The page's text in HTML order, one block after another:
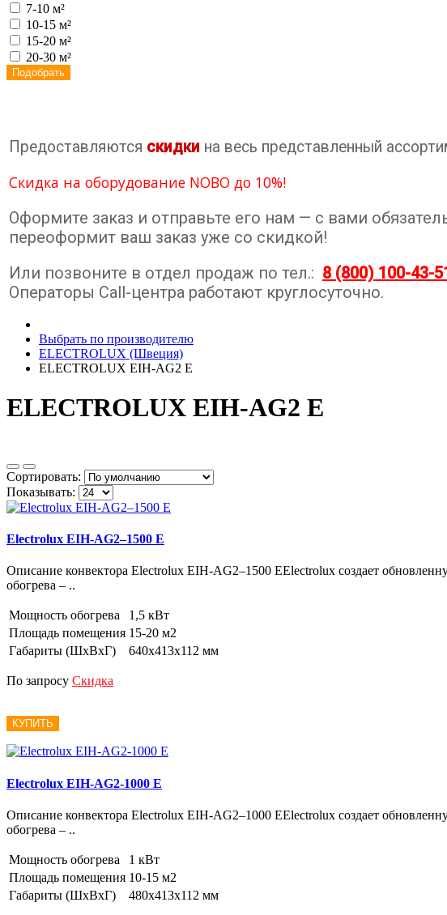
7-10 м²
10-15 м²
15-20 м²
20-30 м²
Подобрать
Предоставляются скидки на весь представленный
Скидка на оборудование NOBO до 10%!
Оформите заказ и отправьте его нам — с вами
переоформит ваш заказ уже со скидкой!
Или позвоните в отдел продаж по тел.: 8 (800) 100-43-
Операторы Call-центра работают круглосуточно.
Выбрать по производителю
ELECTROLUX (Швеция)
ELECTROLUX EIH-AG2 E
ELECTROLUX EIH-AG2 E
Сортировать:
Показывать:
Electrolux EIH-AG2–1500 E
Описание конвектора Electrolux EIH-AG2–1500 EElectrolux создает
обогрева – ..
Мощность обогрева
1,5 кВт
Площадь помещения 15-20 м2
Габариты (ШxВxГ)
640х413х112 мм
По запросу Скидка
КУПИТЬ
Electrolux EIH-AG2-1000 E
Описание конвектора Electrolux EIH-AG2–1000 EElectrolux создает
обогрева – ..
Мощность обогрева
1 кВт
Площадь помещения 10-15 м2
Габариты (ШxВxГ)
480х413х112 мм